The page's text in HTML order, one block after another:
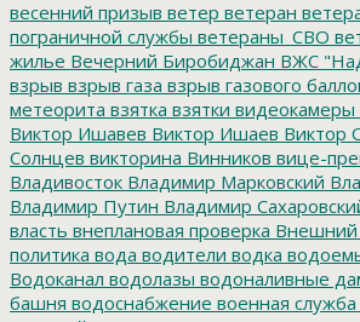
весенний призыв ветер ветеран
пограничной службы ветераны_СВО
жилье Вечерний Биробиджан ВЖС
взрыв взрыв газа взрыв газового
метеорита взятка взятки видеокамеры
Виктор Ишавев Виктор Ишаев Виктор
Солнцев викторина Винников вице-
Владивосток Владимир Марковский
Владимир Путин Владимир
власть внеплановая проверка Внешний
политика вода водители водка
Водоканал водолазы водоналивные
башня водоснабжение военная служба